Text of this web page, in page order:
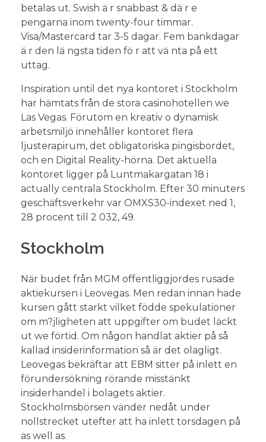
betalas ut. Swish ä r snabbast & dä r e
pengarna inom twenty-four timmar.
Visa/Mastercard tar 3-5 dagar. Fem bankdagar
ä r den lä ngsta tiden fö r att vä nta på ett
uttag.
Inspiration until det nya kontoret i Stockholm
har hämtats från de stora casinohotellen we
Las Vegas. Förutom en kreativ o dynamisk
arbetsmiljö innehåller kontoret flera
ljusterapirum, det obligatoriska pingisbordet,
och en Digital Reality-hörna. Det aktuella
kontoret ligger på Luntmakargatan 18 i
actually centrala Stockholm. Efter 30 minuters
geschäftsverkehr var OMXS30-indexet ned 1,
28 procent till 2 032, 49.
Stockholm
När budet från MGM offentliggjordes rusade
aktiekursen i Leovegas. Men redan innan hade
kursen gått starkt vilket födde spekulationer
om m?jligheten att uppgifter om budet läckt
ut we förtid. Om någon handlat aktier på så
kallad insiderinformation så är det olagligt.
Leovegas bekräftar att EBM sitter på inlett en
förundersökning rörande misstänkt
insiderhandel i bolagets aktier.
Stockholmsbörsen vänder nedåt under
nollstrecket utefter att ha inlett torsdagen på
as well as.